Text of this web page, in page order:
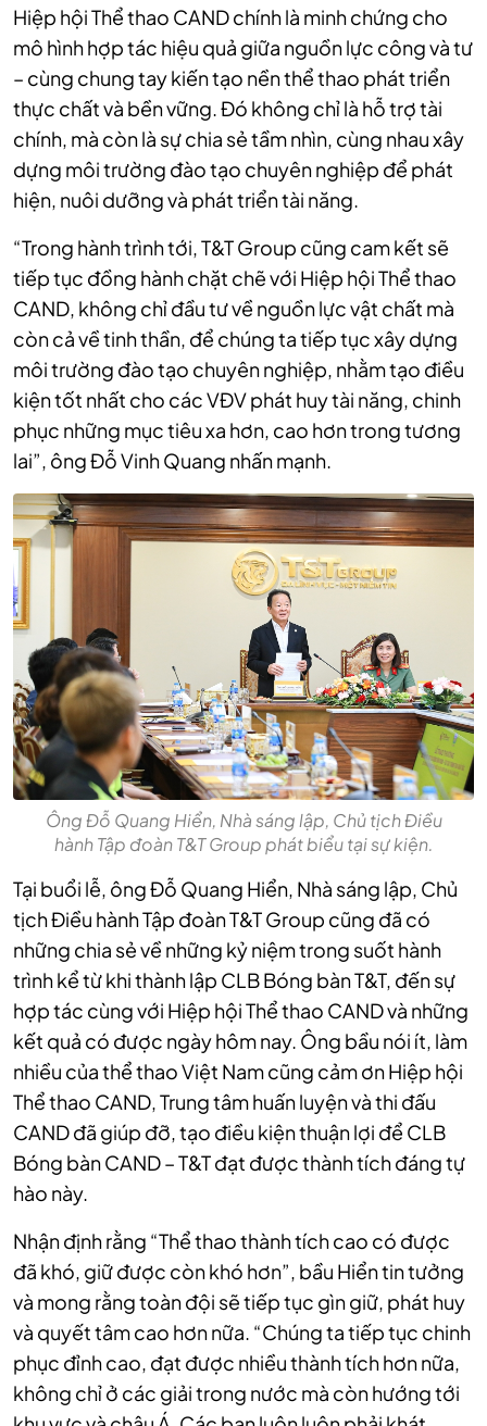
Hiệp hội Thể thao CAND chính là minh chứng cho
mô hình hợp tác hiệu quả giữa nguồn lực công và tư
– cùng chung tay kiến tạo nền thể thao phát triển
thực chất và bền vững. Đó không chỉ là hỗ trợ tài
chính, mà còn là sự chia sẻ tầm nhìn, cùng nhau xây
dựng môi trường đào tạo chuyên nghiệp để phát
hiện, nuôi dưỡng và phát triển tài năng.
“Trong hành trình tới, T&T Group cũng cam kết sẽ
tiếp tục đồng hành chặt chẽ với Hiệp hội Thể thao
CAND, không chỉ đầu tư về nguồn lực vật chất mà
còn cả về tinh thần, để chúng ta tiếp tục xây dựng
môi trường đào tạo chuyên nghiệp, nhằm tạo điều
kiện tốt nhất cho các VĐV phát huy tài năng, chinh
phục những mục tiêu xa hơn, cao hơn trong tương
lai”, ông Đỗ Vinh Quang nhấn mạnh.
Ông Đỗ Quang Hiển, Nhà sáng lập, Chủ tịch Điều
hành Tập đoàn T&T Group phát biểu tại sự kiện.
Tại buổi lễ, ông Đỗ Quang Hiển, Nhà sáng lập, Chủ
tịch Điều hành Tập đoàn T&T Group cũng đã có
những chia sẻ về những kỷ niệm trong suốt hành
trình kể từ khi thành lập CLB Bóng bàn T&T, đến sự
hợp tác cùng với Hiệp hội Thể thao CAND và những
kết quả có được ngày hôm nay. Ông bầu nói ít, làm
nhiều của thể thao Việt Nam cũng cảm ơn Hiệp hội
Thể thao CAND, Trung tâm huấn luyện và thi đấu
CAND đã giúp đỡ, tạo điều kiện thuận lợi để CLB
Bóng bàn CAND – T&T đạt được thành tích đáng tự
hào này.
Nhận định rằng “Thể thao thành tích cao có được
đã khó, giữ được còn khó hơn”, bầu Hiển tin tưởng
và mong rằng toàn đội sẽ tiếp tục gìn giữ, phát huy
và quyết tâm cao hơn nữa. “Chúng ta tiếp tục chinh
phục đỉnh cao, đạt được nhiều thành tích hơn nữa,
không chỉ ở các giải trong nước mà còn hướng tới